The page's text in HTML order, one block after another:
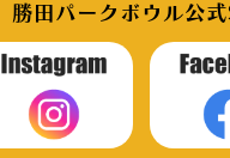
勝田パークボウル公